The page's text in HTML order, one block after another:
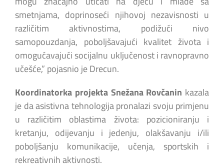
smetnjama, doprinoseći njihovoj nezavisnosti u
različitim aktivnostima, podižući nivo
samopouzdanja, poboljšavajući kvalitet života i
omogućavajući socijalnu uključenost i ravnopravno
učešće,” pojasnio je Drecun.
Koordinatorka projekta Snežana Rovčanin kazala
je da asistivna tehnologija pronalazi svoju primjenu
u različitim oblastima života: pozicioniranju i
kretanju, odijevanju i jedenju, olakšavanju i/ili
poboljšanju komunikacije, učenja, sportskih i
rekreativnih aktivnosti.